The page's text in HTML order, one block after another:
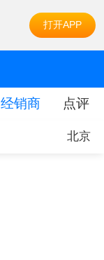
打开APP
经销商 点评
北京